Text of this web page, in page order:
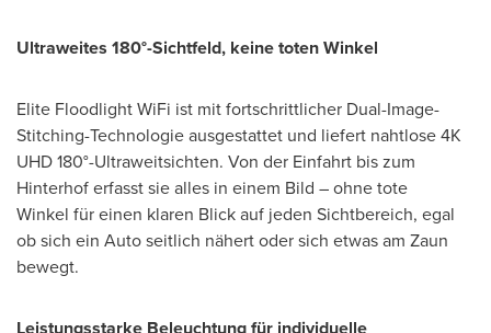
Ultraweites 180°-Sichtfeld, keine toten Winkel
Elite Floodlight WiFi ist mit fortschrittlicher Dual-Image-
Stitching-Technologie ausgestattet und liefert nahtlose 4K
UHD 180°-Ultraweitsichten. Von der Einfahrt bis zum
Hinterhof erfasst sie alles in einem Bild – ohne tote
Winkel für einen klaren Blick auf jeden Sichtbereich, egal
ob sich ein Auto seitlich nähert oder sich etwas am Zaun
bewegt.
Leistungsstarke Beleuchtungfür individuelle